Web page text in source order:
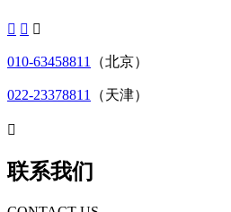
  
010-63458811 （北京）
022-23378811 （天津）

联系我们